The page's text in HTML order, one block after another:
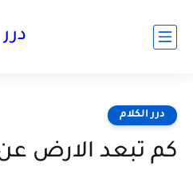
درر
درر الكلام
كم تبعد الارض